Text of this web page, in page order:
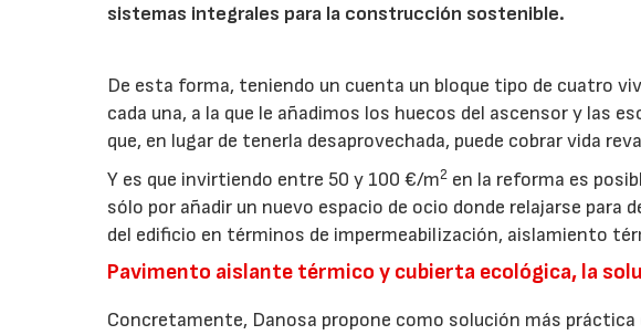
sistemas integrales para la construcción sostenible.
De esta forma, teniendo un cuenta un bloque tipo de cuatro
cada una, a la que le añadimos los huecos del ascensor y las
que, en lugar de tenerla desaprovechada, puede cobrar vida
Y es que invirtiendo entre 50 y 100 €/m2 en la reforma es
sólo por añadir un nuevo espacio de ocio donde relajarse
del edificio en términos de impermeabilización, aislamiento
Pavimento aislante térmico y cubierta ecológica, la
Concretamente, Danosa propone como solución más